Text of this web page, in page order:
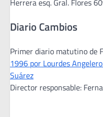
Herrera esq. Gral. Flores
Diario Cambios
Primer diario matutino de
1996 por Lourdes
Suárez
Director responsable: